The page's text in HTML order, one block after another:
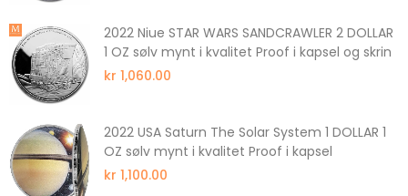
2022 Niue STAR WARS SANDCRAWLER 2 DOLLAR
1 OZ sølv mynt i kvalitet Proof i kapsel og skrin
kr 1,060.00
2022 USA Saturn The Solar System 1 DOLLAR 1
OZ sølv mynt i kvalitet Proof i kapsel
kr 1,100.00